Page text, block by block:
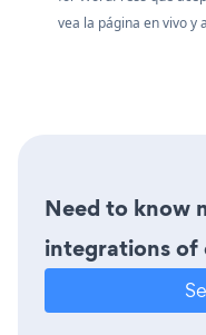
vea la página en vivo y
Need to know
integrations of